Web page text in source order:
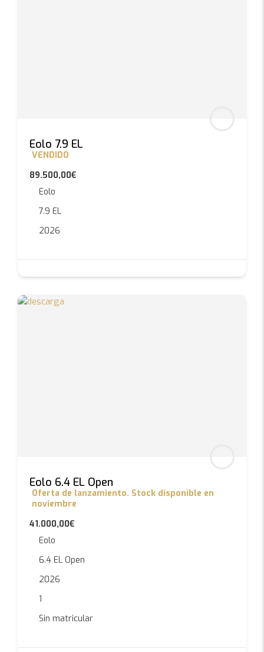
Eolo 7.9 EL
VENDIDO
89.500,00€
Eolo
7.9 EL
2026
Eolo 6.4 EL Open
Oferta de lanzamiento. Stock disponible en
noviembre
41.000,00€
Eolo
6.4 EL Open
2026
1
Sin matricular